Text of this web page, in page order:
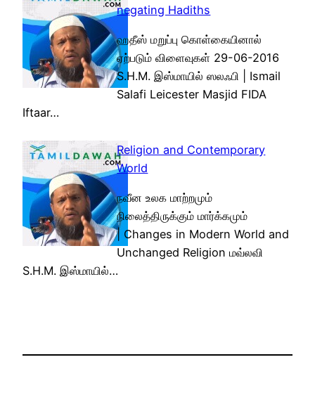
negating Hadiths
ஹதீஸ் மறுப்பு கொள்கையினால்
ஏற்படும் விளைவுகள் 29-06-2016
S.H.M. இஸ்மாயில் ஸலஃபி | Ismail
Salafi Leicester Masjid FIDA
Iftaar…
Religion and Contemporary
World
நவீன உலக மாற்றமும்
நிலைத்திருக்கும் மார்க்கமும்
| Changes in Modern World and
Unchanged Religion மவ்லவி
S.H.M. இஸ்மாயில்…